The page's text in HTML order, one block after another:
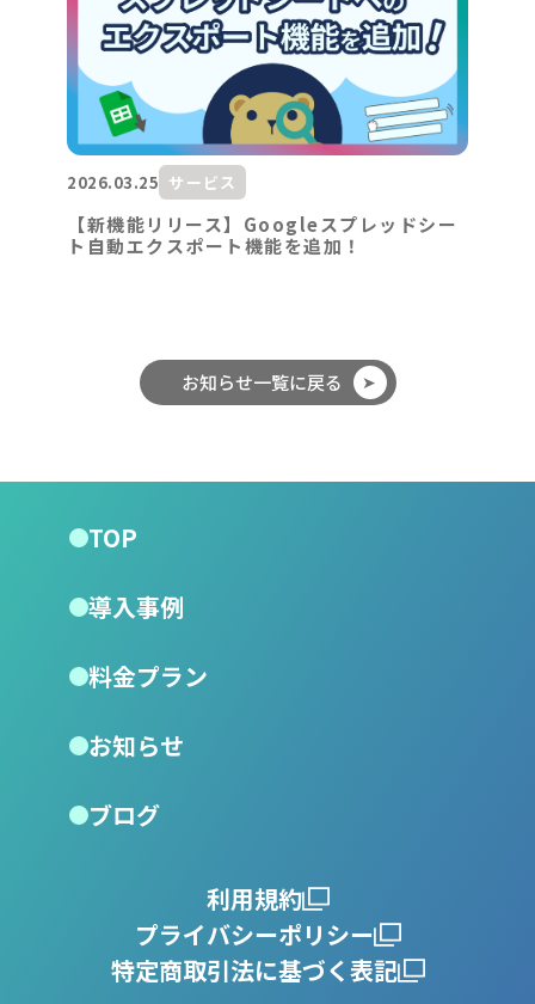
2026.03.25 サービス
【新機能リリース】Googleスプレッドシー
ト自動エクスポート機能を追加！
お知らせ一覧に戻る
TOP
導入事例
料金プラン
お知らせ
ブログ
利用規約
プライバシーポリシー
特定商取引法に基づく表記